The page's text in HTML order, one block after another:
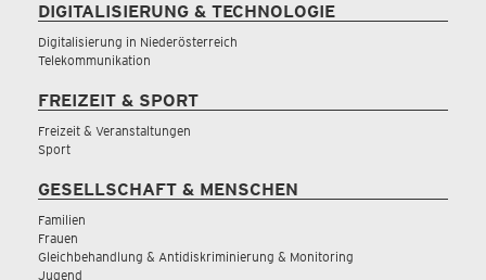
DIGITALISIERUNG & TECHNOLOGIE
Digitalisierung in Niederösterreich
Telekommunikation
FREIZEIT & SPORT
Freizeit & Veranstaltungen
Sport
GESELLSCHAFT & MENSCHEN
Familien
Frauen
Gleichbehandlung & Antidiskriminierung & Monitoring
Jugend